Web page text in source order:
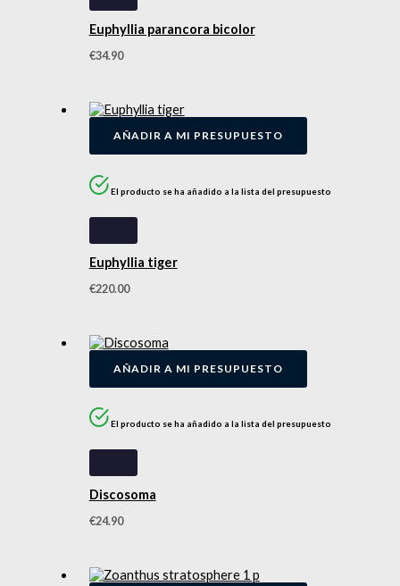
Euphyllia parancora bicolor
€34.90
AÑADIR A MI PRESUPUESTO
El producto se ha añadido a la lista del presupuesto
Euphyllia tiger
€220.00
AÑADIR A MI PRESUPUESTO
El producto se ha añadido a la lista del presupuesto
Discosoma
€24.90